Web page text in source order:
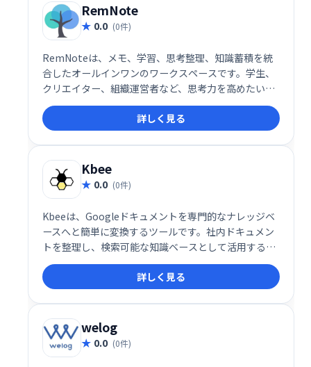
RemNote
0.0 (0件)
RemNoteは、メモ、学習、思考整理、知識蓄積を統
合したオールインワンのワークスペースです。学生、
クリエイター、組織運営者など、思考力を高めたいす
べての人に向けたツールです。 直感的なインターフェ
ースで、アイデアを自由に展開し、効率的に知識を管
理できます。
詳しく見る
Kbee
0.0 (0件)
Kbeeは、Googleドキュメントを専門的なナレッジベ
ースへと簡単に変換するツールです。社内ドキュメン
トを整理し、検索可能な知識ベースとして活用するこ
とで、情報共有を効率化し、業務の生産性を向上させ
ます。 スムーズな情報検索と知識の蓄積を実現し、チ
ーム全体の知識活用を促進します。
詳しく見る
welog
0.0 (0件)